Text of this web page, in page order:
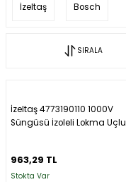
İzeltaş Bosch
SIRALA
İzeltaş 4773190110 1000V
Süngüsü İzoleli Lokma Uçlu
963,29 TL
Stokta Var